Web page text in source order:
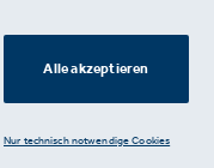
Alle akzeptieren
Nur technisch notwendige Cookies